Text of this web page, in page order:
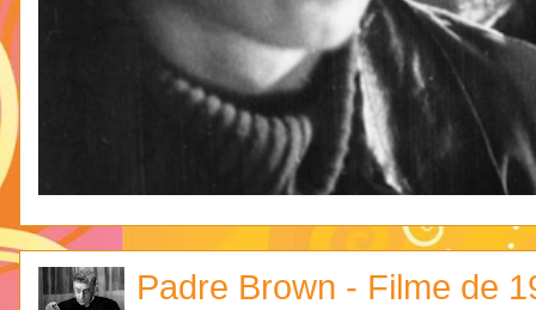
Padre Brown - Filme de